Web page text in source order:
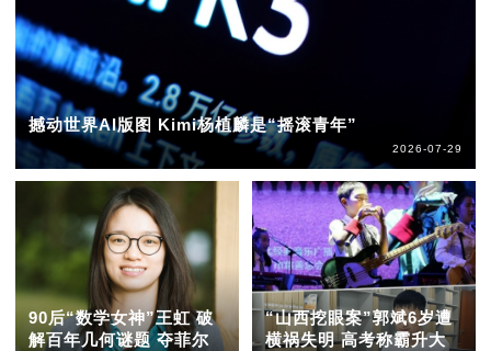
撼动世界AI版图 Kimi杨植麟是“摇滚青年”
2026-07-29
90后“数学女神”王虹 破
解百年几何谜题 夺菲尔
“山西挖眼案”郭斌6岁遭
横祸失明 高考称霸升大